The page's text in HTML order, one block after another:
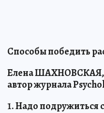
Способы победить
Елена ШАХНОВСКАЯ,
автор журнала
1. Надо подружиться